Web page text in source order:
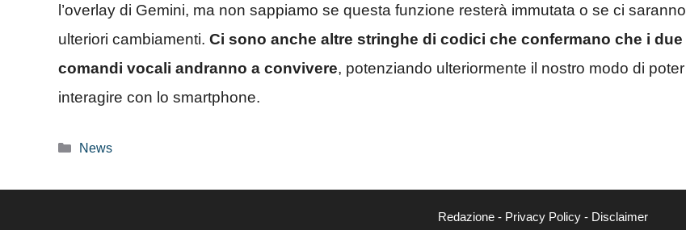
l’overlay di Gemini, ma non sappiamo se questa funzione resterà immutata o se ci saranno
ulteriori cambiamenti. Ci sono anche altre stringhe di codici che confermano che i due
comandi vocali andranno a convivere, potenziando ulteriormente il nostro modo di poter
interagire con lo smartphone.
Categorie
News
Redazione - Privacy Policy - Disclaimer